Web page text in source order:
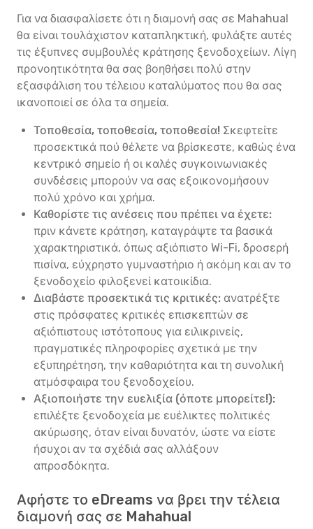
Για να διασφαλίσετε ότι η διαμονή σας σε Mahahual
θα είναι τουλάχιστον καταπληκτική, φυλάξτε αυτές
τις έξυπνες συμβουλές κράτησης ξενοδοχείων. Λίγη
προνοητικότητα θα σας βοηθήσει πολύ στην
εξασφάλιση του τέλειου καταλύματος που θα σας
ικανοποιεί σε όλα τα σημεία.
Τοποθεσία, τοποθεσία, τοποθεσία! Σκεφτείτε
προσεκτικά πού θέλετε να βρίσκεστε, καθώς ένα
κεντρικό σημείο ή οι καλές συγκοινωνιακές
συνδέσεις μπορούν να σας εξοικονομήσουν
πολύ χρόνο και χρήμα.
Καθορίστε τις ανέσεις που πρέπει να έχετε:
πριν κάνετε κράτηση, καταγράψτε τα βασικά
χαρακτηριστικά, όπως αξιόπιστο Wi-Fi, δροσερή
πισίνα, εύχρηστο γυμναστήριο ή ακόμη και αν το
ξενοδοχείο φιλοξενεί κατοικίδια.
Διαβάστε προσεκτικά τις κριτικές: ανατρέξτε
στις πρόσφατες κριτικές επισκεπτών σε
αξιόπιστους ιστότοπους για ειλικρινείς,
πραγματικές πληροφορίες σχετικά με την
εξυπηρέτηση, την καθαριότητα και τη συνολική
ατμόσφαιρα του ξενοδοχείου.
Αξιοποιήστε την ευελιξία (όποτε μπορείτε!):
επιλέξτε ξενοδοχεία με ευέλικτες πολιτικές
ακύρωσης, όταν είναι δυνατόν, ώστε να είστε
ήσυχοι αν τα σχέδιά σας αλλάξουν
απροσδόκητα.
Αφήστε το eDreams να βρει την τέλεια
διαμονή σας σε Mahahual